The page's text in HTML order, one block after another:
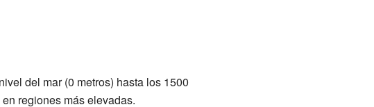
del mar (0 metros) hasta los 1500
regiones más elevadas.